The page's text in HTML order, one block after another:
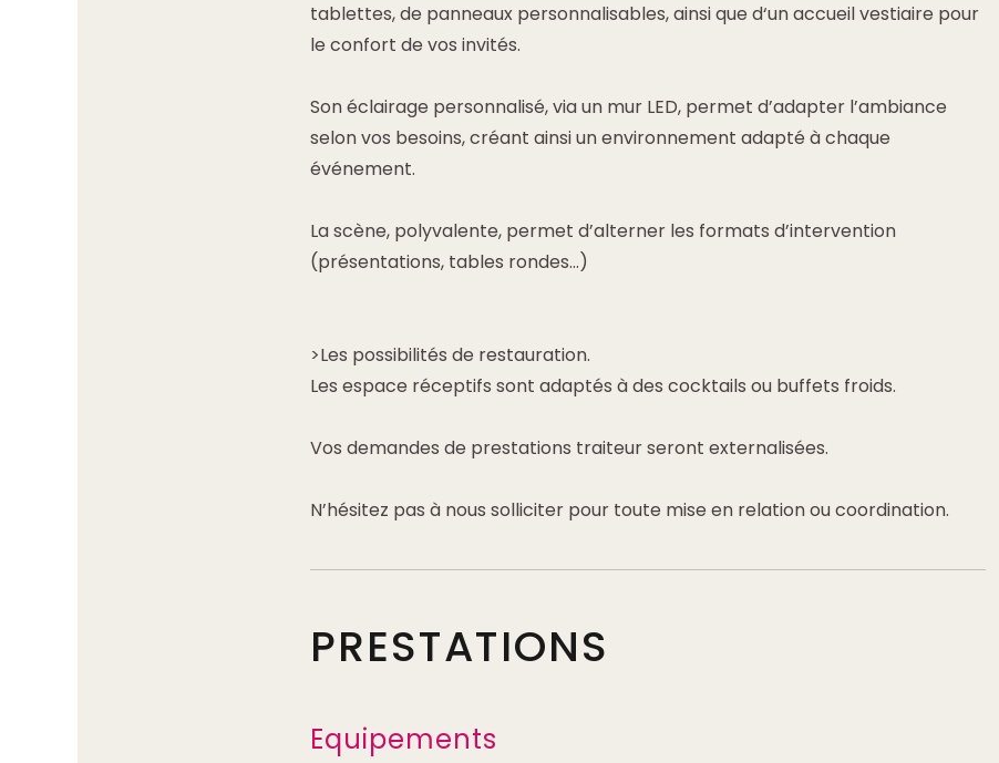
tablettes, de panneaux personnalisables, ainsi que d‘un accueil vestiaire pour
le confort de vos invités.
Son éclairage personnalisé, via un mur LED, permet d’adapter l’ambiance
selon vos besoins, créant ainsi un environnement adapté à chaque
événement.
La scène, polyvalente, permet d’alterner les formats d’intervention
(présentations, tables rondes…)
>Les possibilités de restauration.
Les espace réceptifs sont adaptés à des cocktails ou buffets froids.
Vos demandes de prestations traiteur seront externalisées.
N’hésitez pas à nous solliciter pour toute mise en relation ou coordination.
PRESTATIONS
Equipements